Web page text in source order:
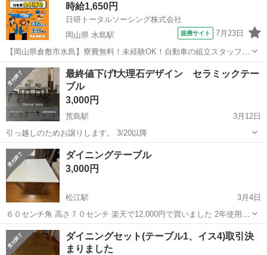
ーブルは全く綺麗ですが、椅子に...
時給1,650円
日研トータルソーシング株式会社
岡山県 水島駅
提携サイト 7月23日
【岡山県倉敷市水島】寮費無料！未経験OK！自動車の組立スタッフ
《お仕事No.NS0089》 お仕事について 車の組立作業です。専用レール
に乗って流れてくる車の骨組みに、車内外の各部品・ハンドル・足回
り・ドア・シートなどの各...
岡山 倉敷市 水島駅 その他
最終値下げ❗大理石デザイン セラミックテー
ブル
3,000円
荒島駅
3月12日
引っ越しのためお譲りします。 3/20以降
島根 安来市 荒島駅 ダイニングセット
ダイニングテーブル
3,000円
松江駅
3月4日
６０センチ角 高さ７０センチ 楽天で12,000円で買いました 2年使用
引っ越しのためお売りします 白い天板のため、よく見ると、多少の汚
れあり 足は、四角で、パイン材のような色です 自宅まで取りに来てく
ださる方に限りま...
島根 松江市 松江駅 ダイニングセット ダイニング
ダイニングセット(テーブル1、イス4)取引決
まりました